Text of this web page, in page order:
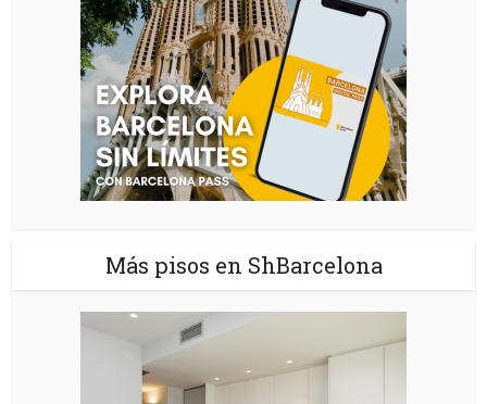
Más pisos en ShBarcelona